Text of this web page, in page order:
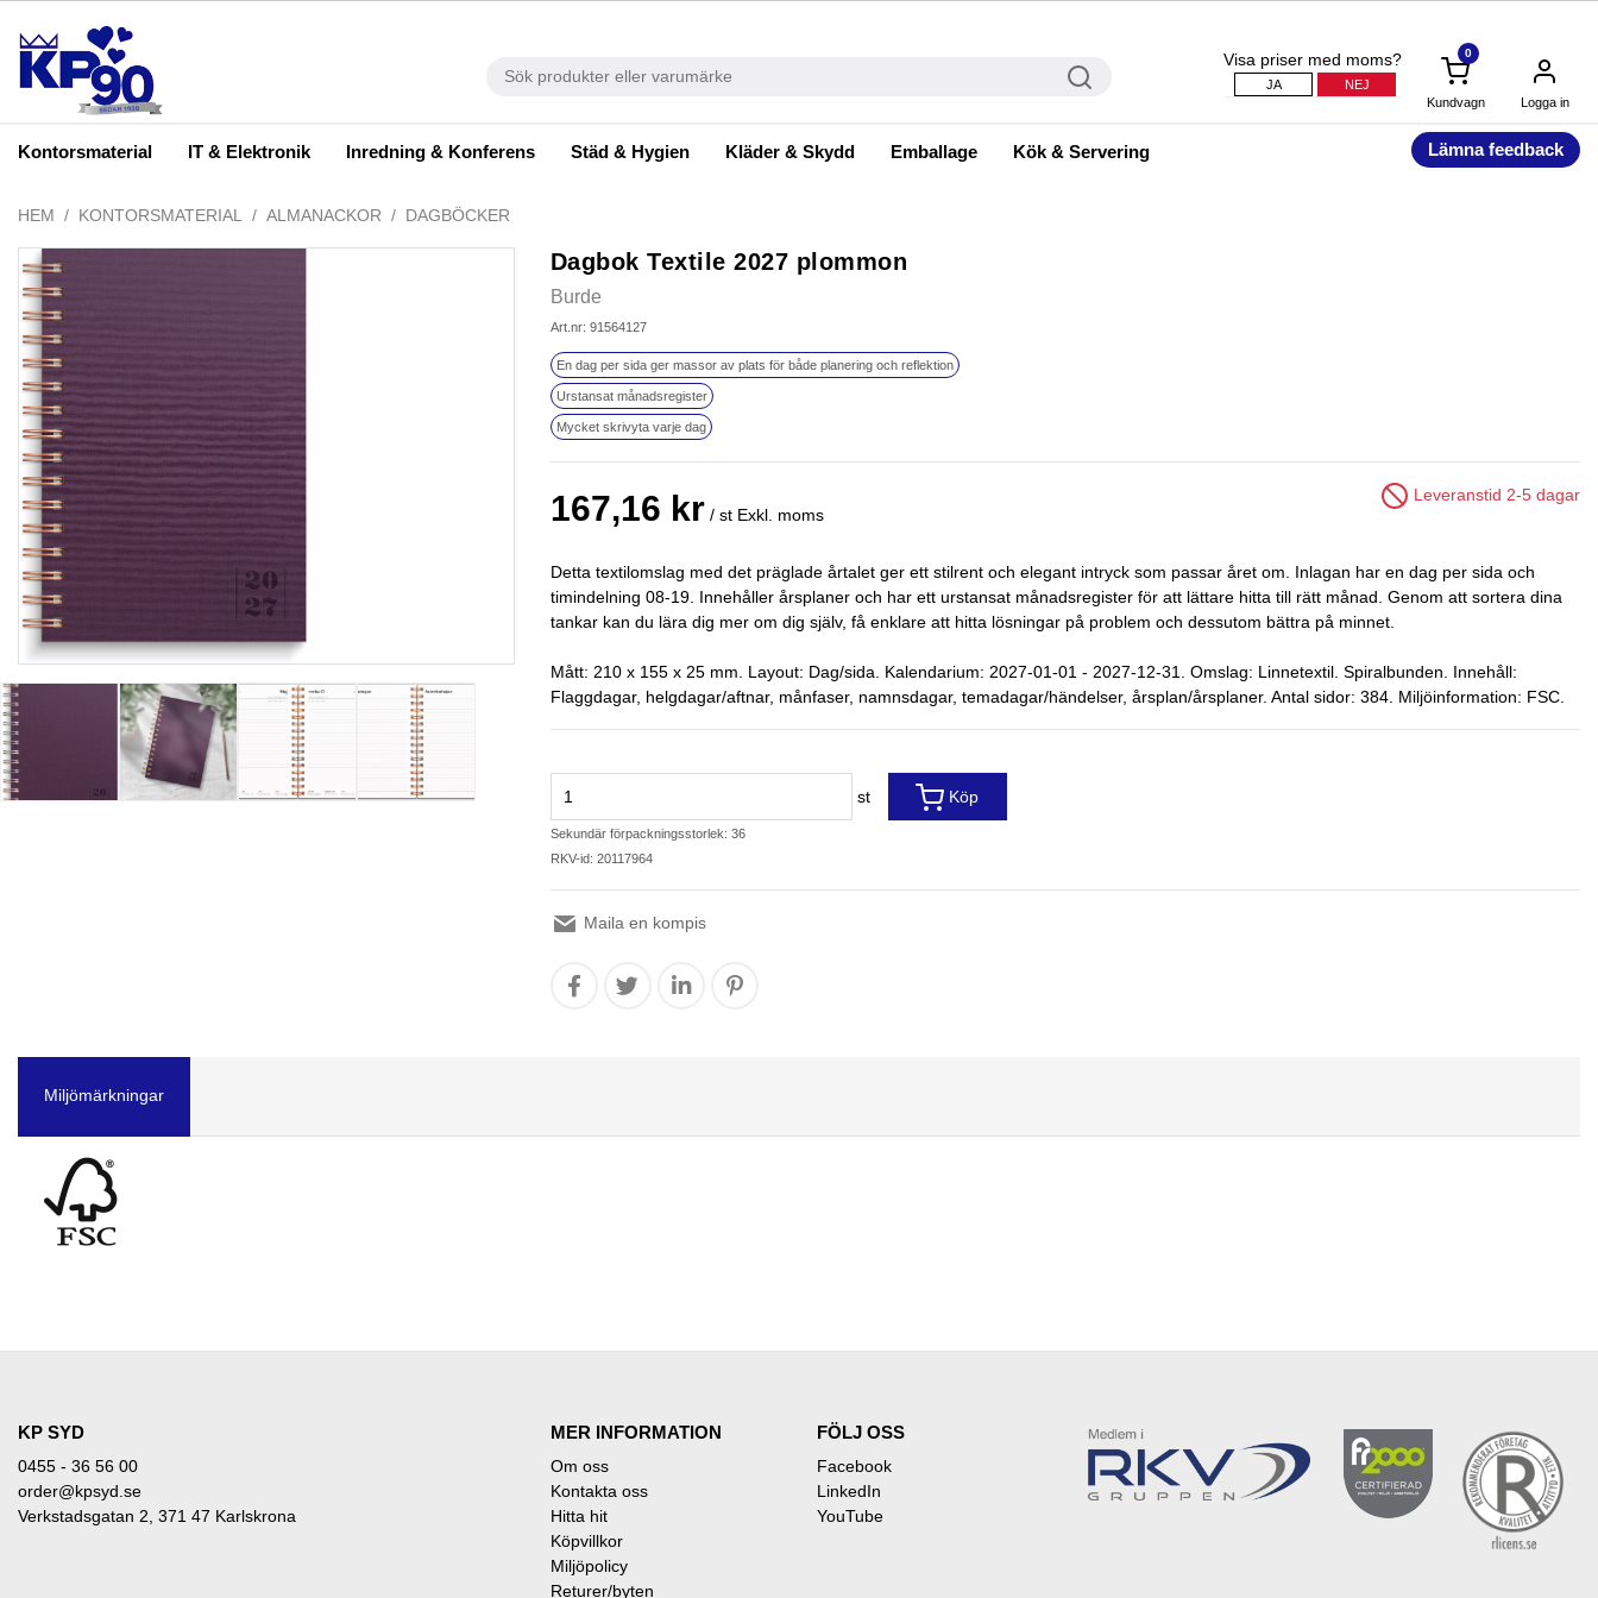
Visa priser med moms?
JA NEJ
0
Kundvagn Logga in
Kontorsmaterial IT & Elektronik Inredning & Konferens Städ & Hygien Kläder & Skydd Emballage Kök & Servering Lämna feedback
HEM KONTORSMATERIAL ALMANACKOR DAGBÖCKER
Dagbok Textile 2027 plommon
Burde
Art.nr: 91564127
En dag per sida ger massor av plats för både planering och reflektion
Urstansat månadsregister
Mycket skrivyta varje dag
167,16 kr / st Exkl. moms
Leveranstid 2-5 dagar
Detta textilomslag med det präglade årtalet ger ett stilrent och elegant intryck som passar året om. Inlagan har en dag per sida och
timindelning 08-19. Innehåller årsplaner och har ett urstansat månadsregister för att lättare hitta till rätt månad. Genom att sortera dina
tankar kan du lära dig mer om dig själv, få enklare att hitta lösningar på problem och dessutom bättra på minnet.
Mått: 210 x 155 x 25 mm. Layout: Dag/sida. Kalendarium: 2027-01-01 - 2027-12-31. Omslag: Linnetextil. Spiralbunden. Innehåll:
Flaggdagar, helgdagar/aftnar, månfaser, namnsdagar, temadagar/händelser, årsplan/årsplaner. Antal sidor: 384. Miljöinformation: FSC.
st
Sekundär förpackningsstorlek: 36
RKV-id: 20117964
Köp
Maila en kompis
Miljömärkningar
KP SYD
0455 - 36 56 00
order@kpsyd.se
Verkstadsgatan 2, 371 47 Karlskrona
MER INFORMATION
Om oss
Kontakta oss
Hitta hit
Köpvillkor
Miljöpolicy
Returer/byten
FÖLJ OSS
Facebook
LinkedIn
YouTube